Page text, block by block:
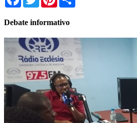
Debate informativo